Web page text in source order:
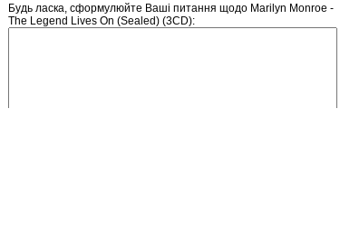
Будь ласка, сформулюйте Ваші питання щодо Marilyn Monroe -
The Legend Lives On (Sealed) (3CD):